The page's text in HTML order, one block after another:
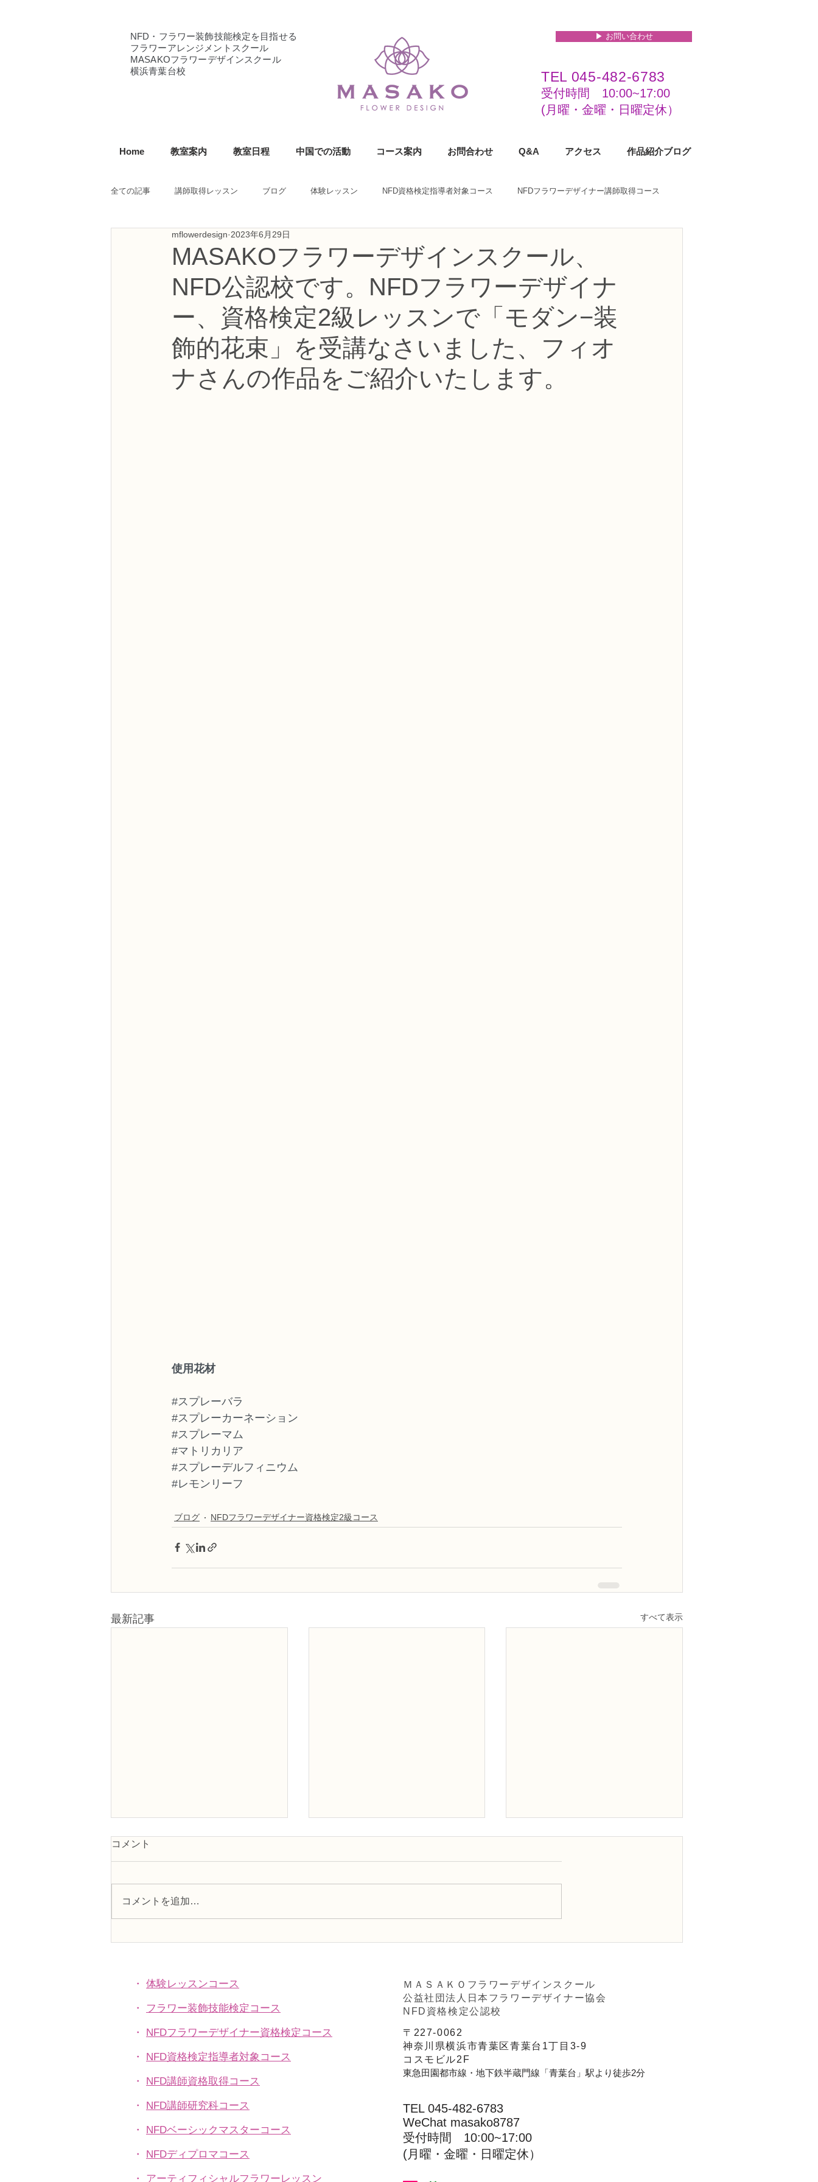
NFD・フラワー装飾技能検定を目指せる
フラワーアレンジメントスクール
MASAKOフラワーデザインスクール
横浜青葉台校
▶︎ お問い合わせ
TEL 045-482-6783
受付時間 10:00~17:00​​​
(​月曜・金曜・日曜定休）
Home 教室案内 教室日程 中国での活動 コース案内 お問合わせ Q&A アクセス 作品紹介ブログ
全ての記事 講師取得レッスン ブログ 体験レッスン NFD資格検定指導者対象コース NFDフラワーデザイナー講師取得コース
NFD講師研究科コース NFDフラワーデザイナー資格検定1級コース
NFDフラワーデザイナー資格検定3級コース フラワー装飾技能検定1級レッスン フラワー装飾技能士検定2級
フラワー装飾技能検定3級 趣味で楽しむフラワーレッスン アーティフィシャルフラワーコース
NFDディプロマアーティフィシャルコース NFDディプロマウエディングコース NFDディプロマプリザーブドフラワーコース
MASAKOフラワーデザインスクール、
NFD公認校です。NFDフラワーデザイナ
ー、資格検定2級レッスンで「モダン−装
飾的花束」を受講なさいました、フィオ
ナさんの作品をご紹介いたします。
mflowerdesign 2023年6月29日
使用花材
#スプレーバラ
#スプレーカーネーション
#スプレーマム
#マトリカリア
#スプレーデルフィニウム
#レモンリーフ
ブログ NFDフラワーデザイナー資格検定2級コース
最新記事 すべて表示
コメント
コメントを追加…
・ 体験レッスンコース
・ フラワー装飾技能検定コース
・ NFDフラワーデザイナー資格検定コース
・ NFD資格検定指導者対象コース
・ NFD講師資格取得コース
・ NFD講師研究科コース
・ NFDベーシックマスターコース
・ NFDディプロマコース
・ アーティフィシャルフラワーレッスン
ＭＡＳＡＫＯフラワーデザインスクール
公益社団法人日本フラワーデザイナー協会
NFD資格検定公認校
〒227-0062
神奈川県横浜市青葉区青葉台1丁目3-9
コスモビル2F
東急田園都市線・地下鉄半蔵門線「青葉台」駅より徒歩2分
TEL 045-482-6783
WeChat masako8787
受付時間 10:00~17:00​​​
(​月曜・金曜・日曜定休）